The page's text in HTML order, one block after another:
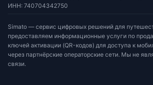
ИНН: 740704342750
Simato — сервис цифровых решений для
предоставляем информационные услуги по
ключей активации (QR-кодов) для доступа к
через партнёрские операторские сети. Мы не
связи.